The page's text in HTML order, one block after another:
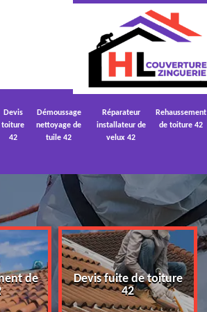
Devis
toiture
42
Démoussage
nettoyage de
tuile 42
Réparateur
installateur de
velux 42
Rehaussement
de toiture 42
de
Devis fuite de toiture
42